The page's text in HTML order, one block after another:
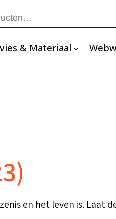
& Materiaal
en het leven is. Laat